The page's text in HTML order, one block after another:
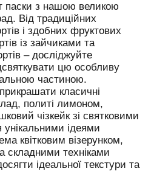
паски з нашою великою
Від традиційних
і здобних фруктових
із зайчиками та
– досліджуйте
цю особливу
частиною.
класичні
политі лимоном,
чізкейк зі святковими
ідеями
квітковим візерунком,
складними техніками
ідеальної текстури та